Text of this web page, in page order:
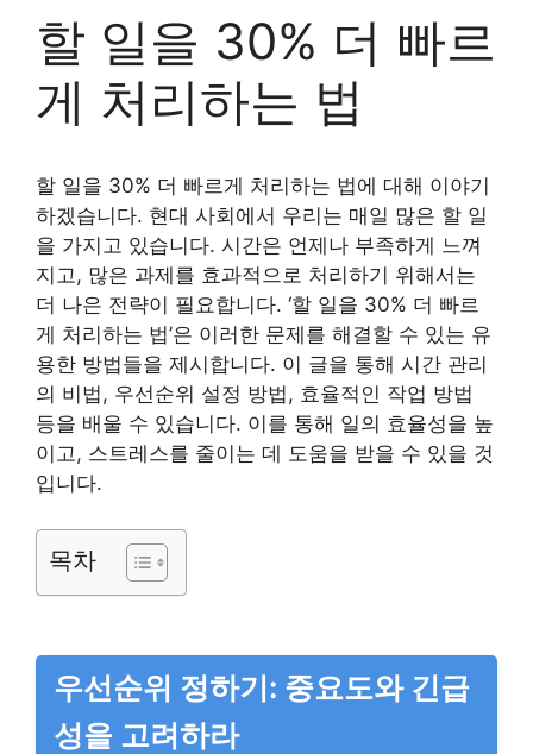
할 일을 30% 더 빠르
게 처리하는 법
할 일을 30% 더 빠르게 처리하는 법에 대해 이야기
하겠습니다. 현대 사회에서 우리는 매일 많은 할 일
을 가지고 있습니다. 시간은 언제나 부족하게 느껴
지고, 많은 과제를 효과적으로 처리하기 위해서는
더 나은 전략이 필요합니다. ‘할 일을 30% 더 빠르
게 처리하는 법’은 이러한 문제를 해결할 수 있는 유
용한 방법들을 제시합니다. 이 글을 통해 시간 관리
의 비법, 우선순위 설정 방법, 효율적인 작업 방법
등을 배울 수 있습니다. 이를 통해 일의 효율성을 높
이고, 스트레스를 줄이는 데 도움을 받을 수 있을 것
입니다.
목차
우선순위 정하기: 중요도와 긴급
성을 고려하라